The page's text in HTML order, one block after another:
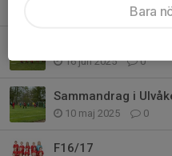
0
16 jun 2025 0
Sammandrag i
10 maj 2025 0
F16/17
Bara